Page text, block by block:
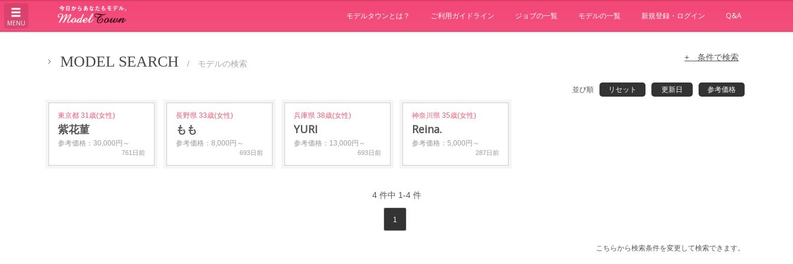
MENU
モデルタウンとは？ ご利用ガイドライン ジョブの一覧 モデルの一覧 新規登録・ログイン Q&A
MODEL SEARCH / モデルの検索
+ 条件で検索
並び順 リセット 更新日 参考価格
東京都 31歳(女性)
紫花菫
参考価格：30,000円～
761日前
長野県 33歳(女性)
もも
参考価格：8,000円～
693日前
兵庫県 38歳(女性)
YURI
参考価格：13,000円～
693日前
神奈川県 35歳(女性)
Reina.
参考価格：5,000円～
287日前
4件中 1-4件
1
こちらから検索条件を変更して検索できます。